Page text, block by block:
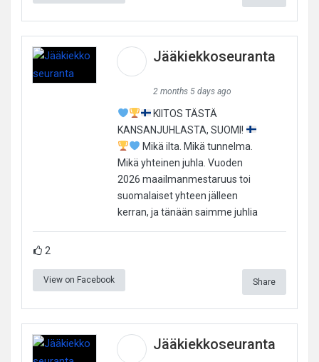
Jääkiekkoseuranta
2 months 5 days ago
KIITOS TÄSTÄ
KANSANJUHLASTA, SUOMI!
Mikä ilta. Mikä tunnelma.
Mikä yhteinen juhla. Vuoden
2026 maailmanmestaruus toi
suomalaiset yhteen jälleen
kerran, ja tänään saimme juhlia
2
View on Facebook Share
Jääkiekkoseuranta